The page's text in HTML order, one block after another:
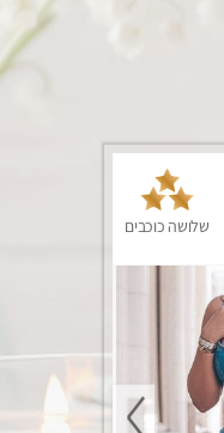
שלושה כוכבים